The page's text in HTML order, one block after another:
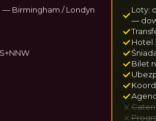
Birmingham / Londyn
Loty:
—
Hotel
Bilet